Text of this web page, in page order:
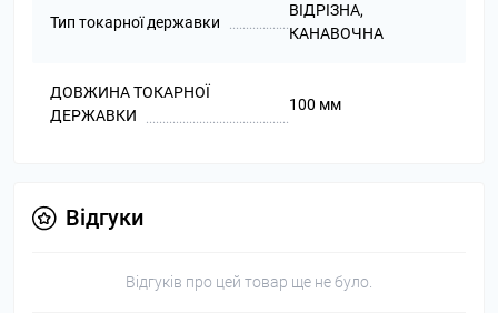
Тип токарної державки
ВІДРІЗНА,
КАНАВОЧНА
ДОВЖИНА ТОКАРНОЇ
ДЕРЖАВКИ
100 мм
Відгуки
Відгуків про цей товар ще не було.